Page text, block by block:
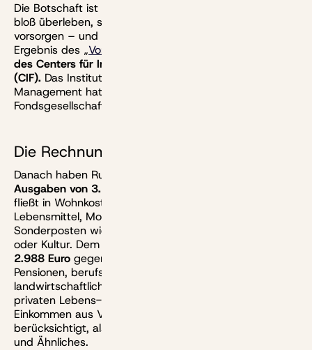
Die Botschaft ist ernüchternd: Wer im Ruhestand nicht
bloß überleben, sondern aktiv leben will, muss privat
vorsorgen – und zwar kräftig. Das ist ein zentrales
Ergebnis des „Vorsorgekompass 2026
des Centers für Intergenerative Finanzwissenschaft
(CIF). Das Institut
Management hat die neue Analyse im Auftrag der
Fondsgesellschaft Union Investment erstellt.
Die Rechnung geht nicht auf
Danach haben Ruheständler in Deutschland
Ausgaben von 3.148 Euro
fließt in Wohnkosten, dazu kommen Kosten für
Lebensmittel, Mobilität und Gesundheit sowie
Sonderposten wie Reisen, Restaurantbesuche, Sport
oder Kultur. Dem stehen
2.988 Euro gegenüber – aus der gesetzlichen Rente,
Pensionen, berufsständischen Versorgungswerken oder
landwirtschaftlichen Alterskassen, Betriebsrenten sowie
privaten Lebens- und Rentenversicherungen. Auch
Einkommen aus Vermögen sind hier bereits
berücksichtigt, also Mieteinahmen, Zinsen, Dividenden
und Ähnliches.